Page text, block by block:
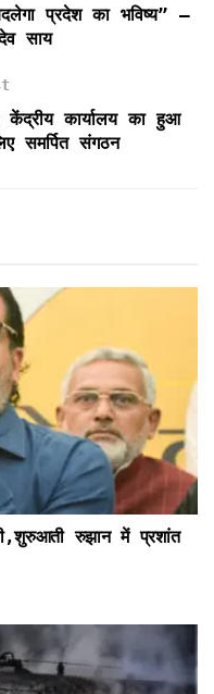
प्रदेश का भविष्य” —
साय
कार्यालय का हुआ
समर्पित संगठन
रुझान में प्रशांत